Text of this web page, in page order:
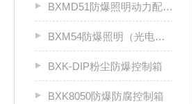
BXMD51防爆照明动力配电箱
BXM54防爆照明（光电效应）配电箱
BXK-DIP粉尘防爆控制箱
BXK8050防爆防腐控制箱